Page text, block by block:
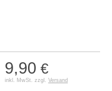
9,90 €
inkl. MwSt. zzgl. Versand